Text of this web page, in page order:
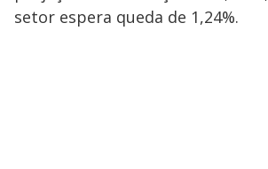
setor espera queda de 1,24%.